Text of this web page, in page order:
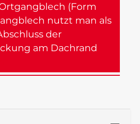
(Form
nutzt man als
der
am Dachrand